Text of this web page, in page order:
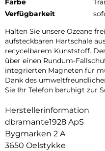
Farbe
Verfügbarkeit
Halten Sie unsere Ozeane
aufsteckbaren Hartschale
recycelbarem Kunststoff.
über einen Rundum-
integrierten Magneten für
Dank des
Sie Ihr Telefon beruhigt zur
Herstellerinformation
dbramante1928 ApS
Bygmarken 2 A
3650 Oelstykke